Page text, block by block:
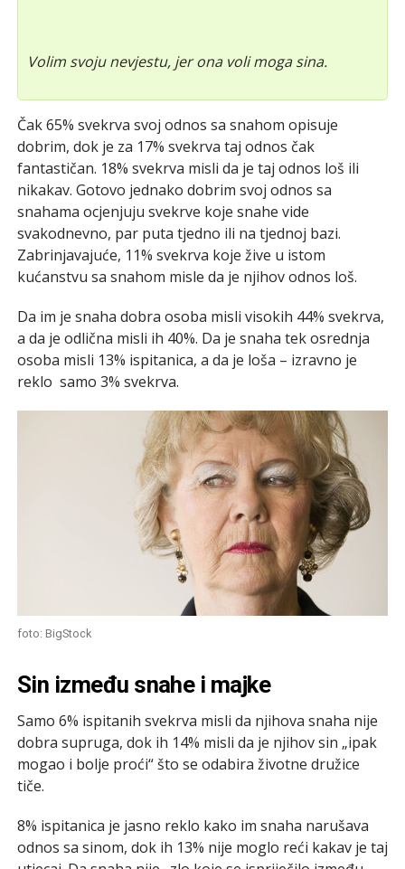
Volim svoju nevjestu, jer ona voli moga sina.
Čak 65% svekrva svoj odnos sa snahom opisuje
dobrim, dok je za 17% svekrva taj odnos čak
fantastičan. 18% svekrva misli da je taj odnos loš ili
nikakav. Gotovo jednako dobrim svoj odnos sa
snahama ocjenjuju svekrve koje snahe vide
svakodnevno, par puta tjedno ili na tjednoj bazi.
Zabrinjavajuće, 11% svekrva koje žive u istom
kućanstvu sa snahom misle da je njihov odnos loš.
Da im je snaha dobra osoba misli visokih 44% svekrva,
a da je odlična misli ih 40%. Da je snaha tek osrednja
osoba misli 13% ispitanica, a da je loša – izravno je
reklo samo 3% svekrva.
foto: BigStock
Sin između snahe i majke
Samo 6% ispitanih svekrva misli da njihova snaha nije
dobra supruga, dok ih 14% misli da je njihov sin „ipak
mogao i bolje proći“ što se odabira životne družice
tiče.
8% ispitanica je jasno reklo kako im snaha narušava
odnos sa sinom, dok ih 13% nije moglo reći kakav je taj